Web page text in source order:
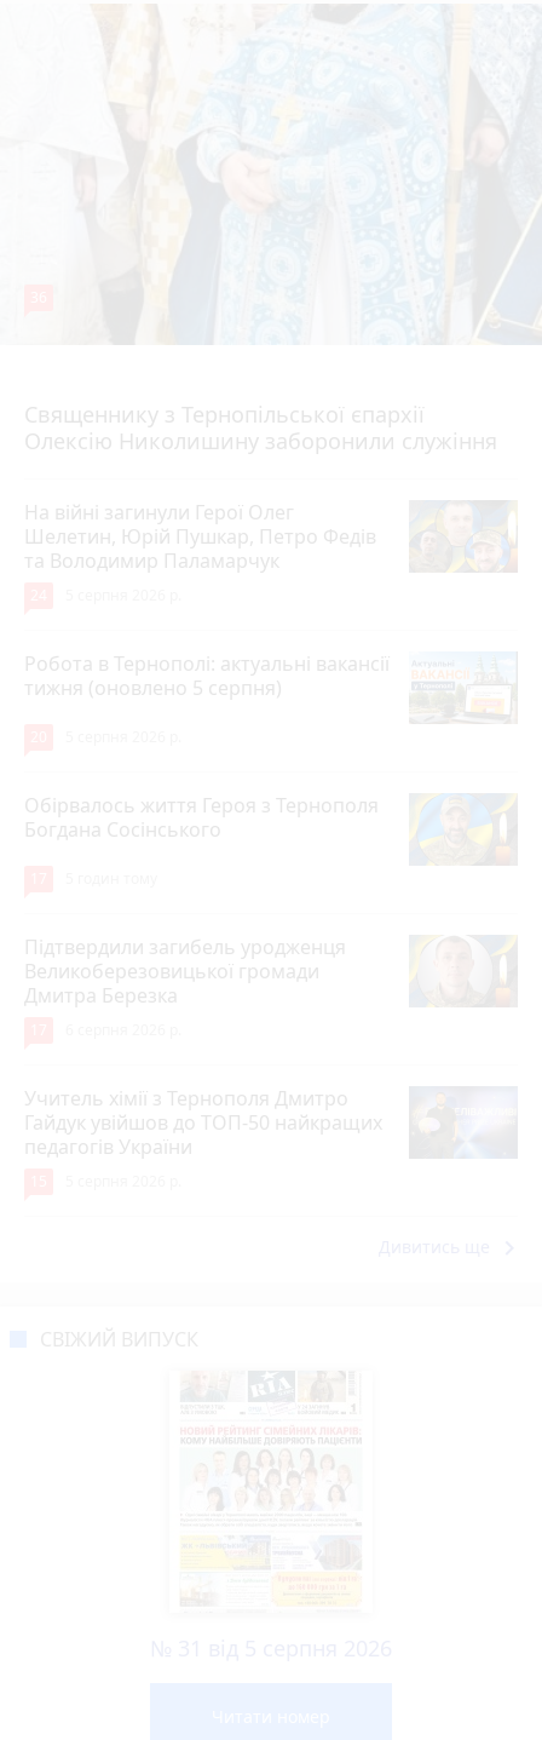
Священнику з Тернопільської єпархії
Олексію Николишину заборонили служіння
На війні загинули Герої Олег
Шелетин, Юрій Пушкар, Петро Федів
та Володимир Паламарчук
Робота в Тернополі: актуальні вакансії
тижня (оновлено 5 серпня)
Обірвалось життя Героя з Тернополя
Богдана Сосінського
Підтвердили загибель уродженця
Великоберезовицької громади
Дмитра Березка
Учитель хімії з Тернополя Дмитро
Гайдук увійшов до ТОП-50 найкращих
педагогів України